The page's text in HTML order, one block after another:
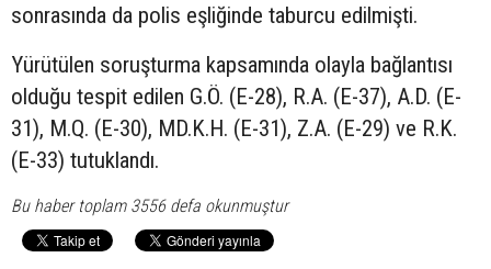
sonrasında da polis eşliğinde taburcu edilmişti.
Yürütülen soruşturma kapsamında olayla bağlantısı
olduğu tespit edilen G.Ö. (E-28), R.A. (E-37), A.D. (E-
31), M.Q. (E-30), MD.K.H. (E-31), Z.A. (E-29) ve R.K.
(E-33) tutuklandı.
Bu haber toplam 3556 defa okunmuştur